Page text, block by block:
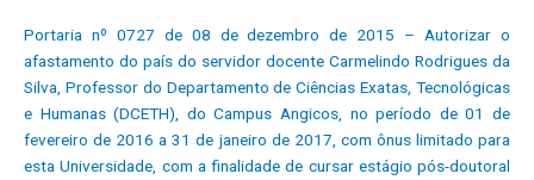
Portaria nº 0727 de 08 de dezembro de 2015 – Autorizar o
afastamento do país do servidor docente Carmelindo Rodrigues da
Silva, Professor do Departamento de Ciências Exatas, Tecnológicas
e Humanas (DCETH), do Campus Angicos, no período de 01 de
fevereiro de 2016 a 31 de janeiro de 2017, com ônus limitado para
esta Universidade, com a finalidade de cursar estágio pós-doutoral